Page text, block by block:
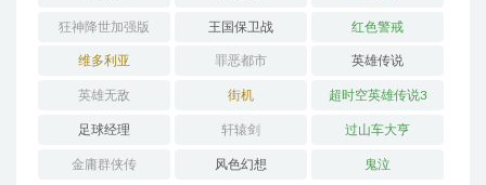
狂神降世加强版 王国保卫战 红色警戒
维多利亚 罪恶都市 英雄传说
英雄无敌 街机 超时空英雄传说3
足球经理 轩辕剑 过山车大亨
金庸群侠传 风色幻想 鬼泣